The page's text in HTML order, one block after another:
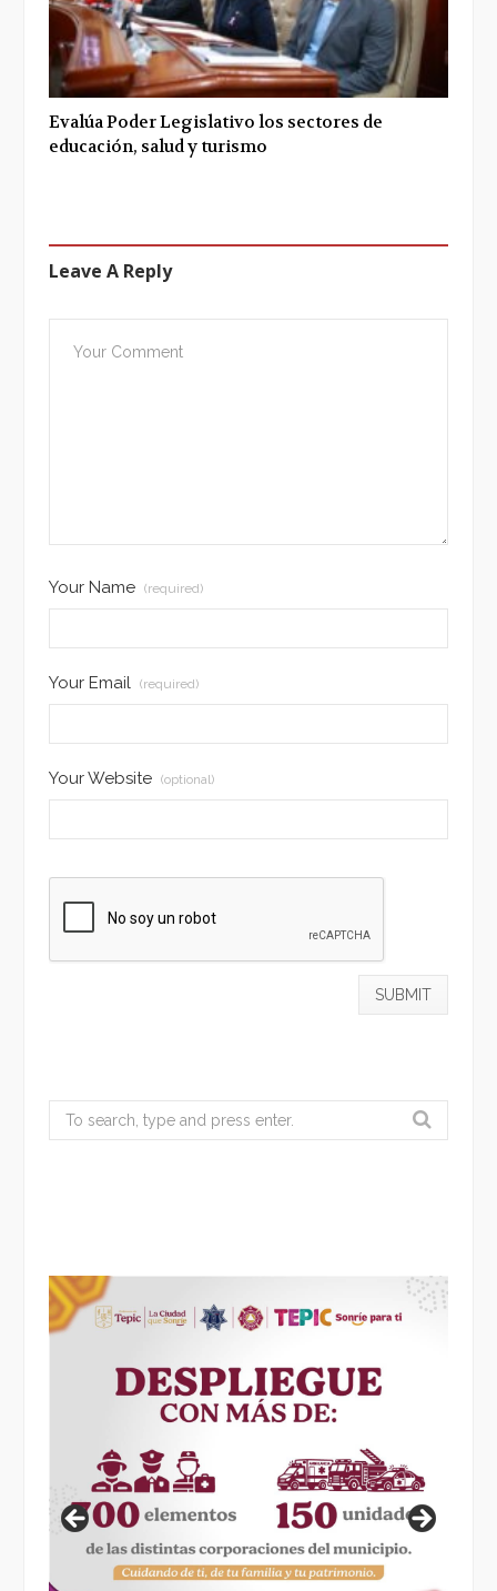
Evalúa Poder Legislativo los sectores de
educación, salud y turismo
Leave A Reply
Your Name (required)
Your Email (required)
Your Website (optional)
Search
for: